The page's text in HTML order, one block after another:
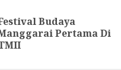
Budaya
Pertama Di